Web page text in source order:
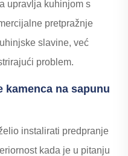
upravlja kuhinjom s
pretpražnje
slavine, već
problem.
kamenca na sapunu
instalirati predpranje
kada je u pitanju